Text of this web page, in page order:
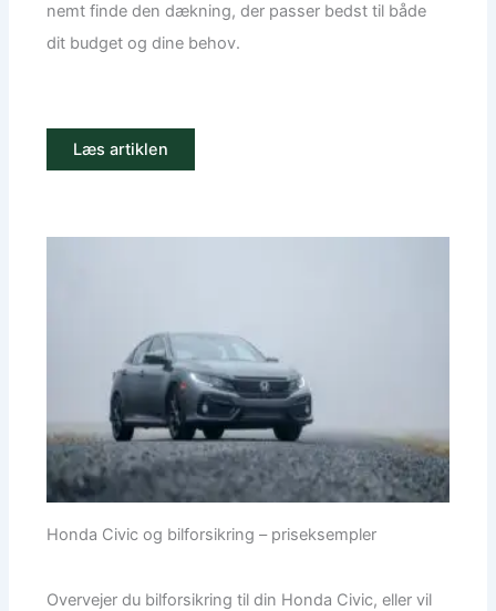
nemt finde den dækning, der passer bedst til både
dit budget og dine behov.
Læs artiklen
Honda Civic og bilforsikring – priseksempler
Overvejer du bilforsikring til din Honda Civic, eller vil